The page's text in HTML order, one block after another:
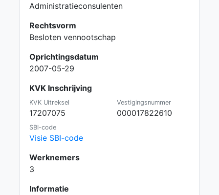
Administratieconsulenten
Rechtsvorm
Besloten vennootschap
Oprichtingsdatum
2007-05-29
KVK Inschrijving
KVK Uitreksel
17207075
Vestigingsnummer
000017822610
SBI-code
Visie SBI-code
Werknemers
3
Informatie